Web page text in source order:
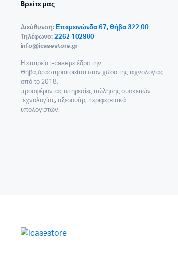
Bρείτε μας
Διεύθυνση: Επαμεινώνδα 67, Θήβα 322 00
Τηλέφωνο: 2262 102980
info@icasestore.gr
Η εταιρεία i-case με έδρα την
Θήβα,δραστηροποιείται στον χώρο της τεχνολογίας
από το 2018,
προσφέροντας υπηρεσίες πώλησης συσκευών
τεχνολογίας, αξεσουάρ, περιφερειακά
υπολογιστών.